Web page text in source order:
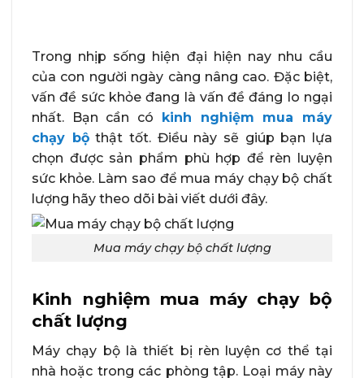
Trong nhịp sống hiện đại hiện nay nhu cầu
của con người ngày càng nâng cao. Đặc biệt,
vấn đề sức khỏe đang là vấn đề đáng lo ngại
nhất. Bạn cần có kinh nghiệm mua máy
chạy bộthật tốt. Điều này sẽ giúp bạn lựa
chọn được sản phẩm phù hợp để rèn luyện
sức khỏe. Làm sao để mua máy chạy bộ chất
lượng hãy theo dõi bài viết dưới đây.
Mua máy chạy bộ chất lượng
Kinh nghiệm mua máy chạy bộ
chất lượng
Máy chạy bộ là thiết bị rèn luyện cơ thể tại
nhà hoặc trong các phòng tập. Loại máy này